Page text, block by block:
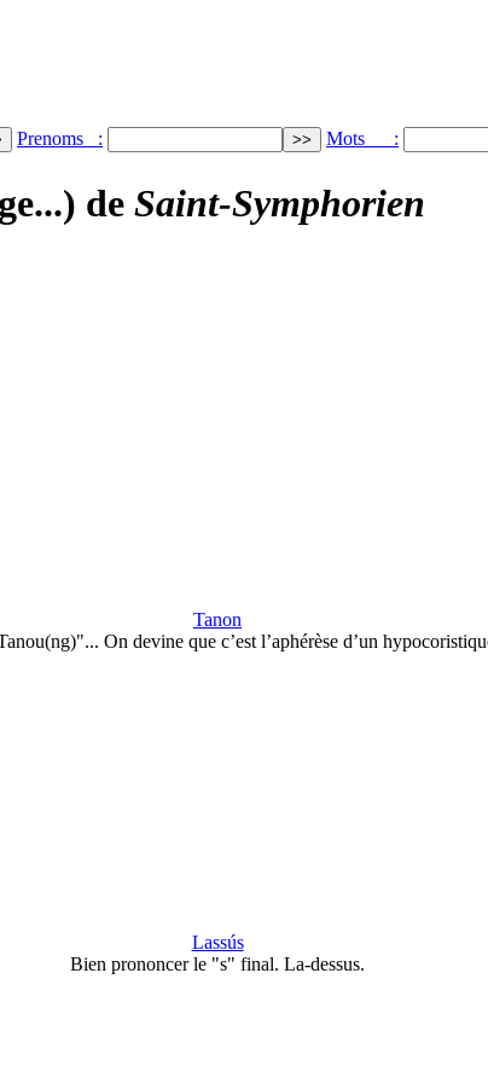
Prenoms : Mots :
de Saint-Symphorien
Tanon
On devine que c’est l’aphérèse d’un
Lassús
Bien prononcer le "s" final. La-dessus.